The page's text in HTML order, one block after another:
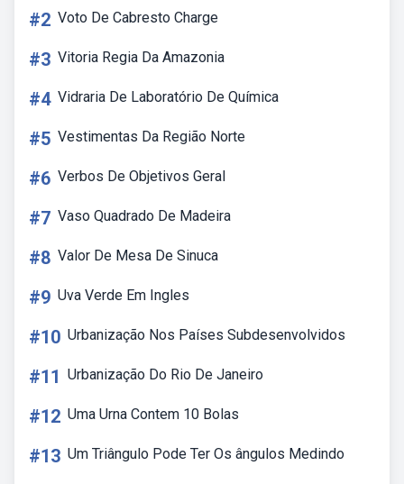
#2 Voto De Cabresto Charge
#3 Vitoria Regia Da Amazonia
#4 Vidraria De Laboratório De Química
#5 Vestimentas Da Região Norte
#6 Verbos De Objetivos Geral
#7 Vaso Quadrado De Madeira
#8 Valor De Mesa De Sinuca
#9 Uva Verde Em Ingles
#10 Urbanização Nos Países Subdesenvolvidos
#11 Urbanização Do Rio De Janeiro
#12 Uma Urna Contem 10 Bolas
#13 Um Triângulo Pode Ter Os ângulos Medindo